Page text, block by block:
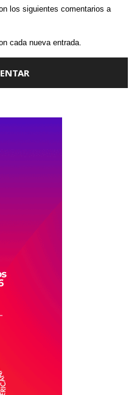
los siguientes comentarios a
cada nueva entrada.